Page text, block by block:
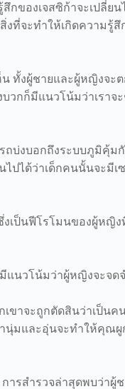
ของเจสซิก้าจะเปลี่ย
ที่จะทำให้เกิดความรู้
ห็น ทั้งผู้ชายและผู้หญิง
บวกก็มีแนวโน้มว่าเร
ถบ่งบอกถึงระบบภูมิคุ้
ปได้ว่าเด็กคนนั้นจะมี
เป็นฟีโรโมนของผู้หญิ
นวโน้มว่าผู้หญิงจะจด
จะถูกตัดสินว่าเป็นค
มและอุ่นจะทำให้คุณผู
สำรวจล่าสุดพบว่าผู้ช